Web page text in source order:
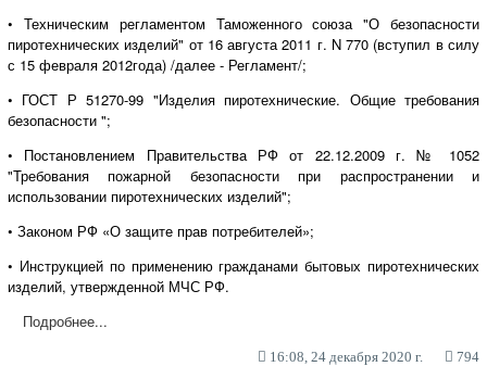
• Техническим регламентом Таможенного союза "О безопасности
пиротехнических изделий" от 16 августа 2011 г. N 770 (вступил в силу
с 15 февраля 2012года) /далее - Регламент/;
• ГОСТ Р 51270-99 "Изделия пиротехнические. Общие требования
безопасности ";
• Постановлением Правительства РФ от 22.12.2009 г. № 1052
"Требования пожарной безопасности при распространении и
использовании пиротехнических изделий";
• Законом РФ «О защите прав потребителей»;
• Инструкцией по применению гражданами бытовых пиротехнических
изделий, утвержденной МЧС РФ.
Подробнее...
16:08, 24 декабря 2020 г. 794